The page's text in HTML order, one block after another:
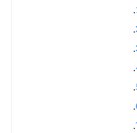
.
.
.
.
.
.
.